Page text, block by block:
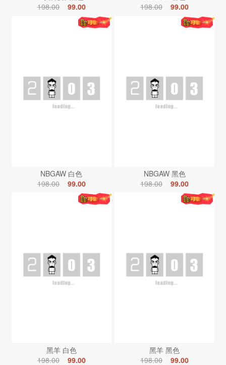
198.00
99.00
198.00
99.00
NBGAW 白色
198.00
99.00
NBGAW 黑色
198.00
99.00
黑羊 白色
198.00
99.00
黑羊 黑色
198.00
99.00